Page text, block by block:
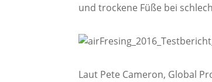
und trockene Füße bei
Laut Pete Cameron, Global